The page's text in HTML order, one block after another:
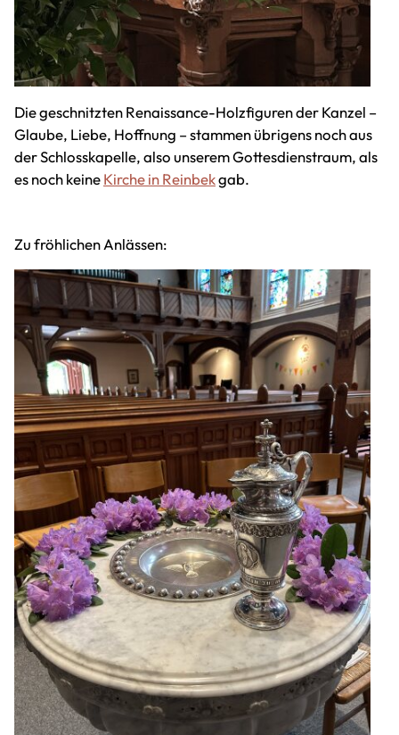
Die geschnitzten Renaissance-Holzfiguren der Kanzel –
Glaube, Liebe, Hoffnung – stammen übrigens noch aus
der Schlosskapelle, also unserem Gottesdienstraum, als
es noch keineKirche in Reinbekgab.
Zu fröhlichen Anlässen: